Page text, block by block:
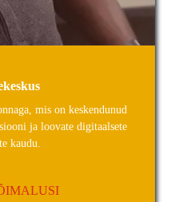
mis on keskendunud
ja loovate digitaalsete
kaudu.